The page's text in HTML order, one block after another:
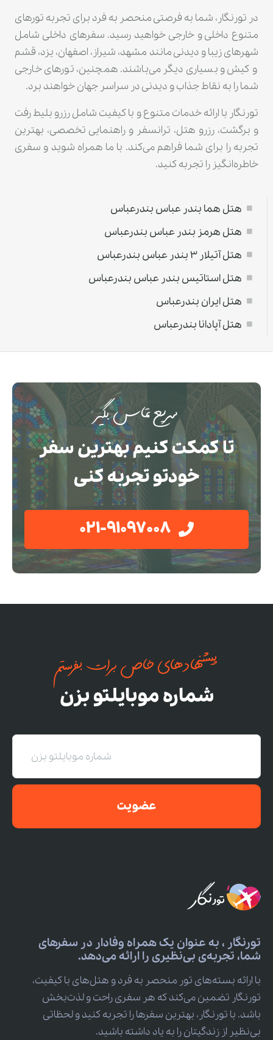
در تورنگار، شما به فرصتی منحصر به فرد برای تجربه تورهای
متنوع داخلی و خارجی خواهید رسید. سفرهای داخلی شامل
شهرهای زیبا و دیدنی مانند مشهد، شیراز، اصفهان، یزد، قشم
و کیش و بسیاری دیگر می‌باشند. همچنین، تورهای خارجی
شما را به نقاط جذاب و دیدنی در سراسر جهان خواهند برد.
تورنگار با ارائه خدمات متنوع و با کیفیت شامل رزرو بلیط رفت
و برگشت، رزرو هتل، ترانسفر و راهنمایی تخصصی، بهترین
تجربه را برای شما فراهم می‌کند. با ما همراه شوید و سفری
خاطره‌انگیز را تجربه کنید.
هتل هما بندر عباس بندرعباس
هتل هرمز بندر عباس بندرعباس
هتل آتیلار ۳ بندر عباس بندرعباس
هتل استاتیس بندر عباس بندرعباس
هتل ایران بندرعباس
هتل آپادانا بندرعباس
سریع تماس بگیر
تا کمکت کنیم بهترین سفر
خودتو تجربه کنی
021-91097008
پیشنهادهای خاص برات بفرستم
شماره موبایلتو بزن
عضویت
تورنگار ، به عنوان یک همراه وفادار در سفرهای
شما، تجربه‌ی بی‌نظیری را ارائه می‌دهد.
با ارائه بسته‌های تور منحصر به فرد و هتل‌های با کیفیت،
تورنگار تضمین می‌کند که هر سفری راحت و لذت‌بخش
باشد. با تورنگار، بهترین سفرها را تجربه کنید و لحظاتی
بی‌نظیر از زندگیتان را به یاد داشته باشید.